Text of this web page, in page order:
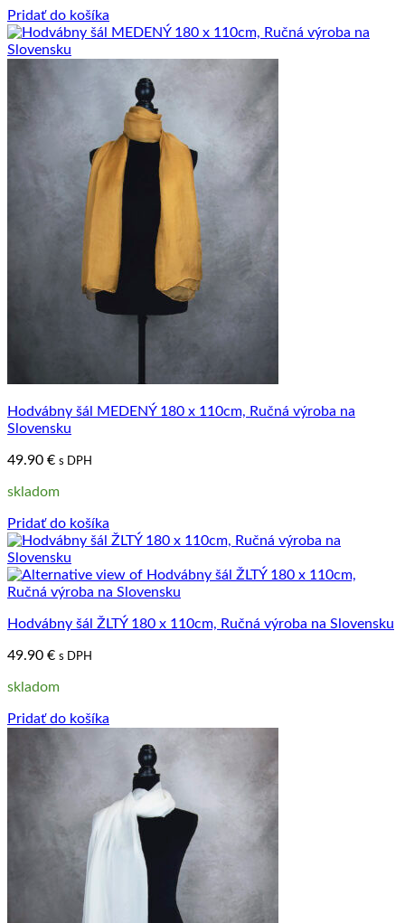
Pridať do košíka
Hodvábny šál MEDENÝ 180 x 110cm, Ručná výroba na
Slovensku
49.90 € s DPH
skladom
Pridať do košíka
Hodvábny šál ŽLTÝ 180 x 110cm, Ručná výroba na Slovensku
49.90 € s DPH
skladom
Pridať do košíka